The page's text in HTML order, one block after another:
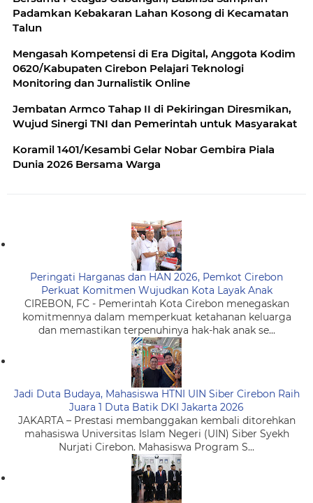
Padamkan Kebakaran Lahan Kosong di Kecamatan
Talun
Mengasah Kompetensi di Era Digital, Anggota Kodim
0620/Kabupaten Cirebon Pelajari Teknologi
Monitoring dan Jurnalistik Online
Jembatan Armco Tahap II di Pekiringan Diresmikan,
Wujud Sinergi TNI dan Pemerintah untuk Masyarakat
Koramil 1401/Kesambi Gelar Nobar Gembira Piala
Dunia 2026 Bersama Warga
Peringati Harganas dan HAN 2026, Pemkot Cirebon
Perkuat Komitmen Wujudkan Kota Layak Anak
CIREBON, FC - Pemerintah Kota Cirebon menegaskan
komitmennya dalam memperkuat ketahanan keluarga
dan memastikan terpenuhinya hak-hak anak se...
Jadi Duta Budaya, Mahasiswa HTNI UIN Siber Cirebon Raih
Juara 1 Duta Batik DKI Jakarta 2026
JAKARTA – Prestasi membanggakan kembali ditorehkan
mahasiswa Universitas Islam Negeri (UIN) Siber Syekh
Nurjati Cirebon. Mahasiswa Program S...